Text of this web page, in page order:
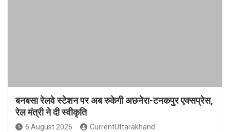
बनबसा रेलवे स्टेशन पर अब रुकेगी अछनेरा-टनकपुर एक्सप्रेस,
रेल मंत्री ने दी स्वीकृति
6 August 2026 CurrentUttarakhand